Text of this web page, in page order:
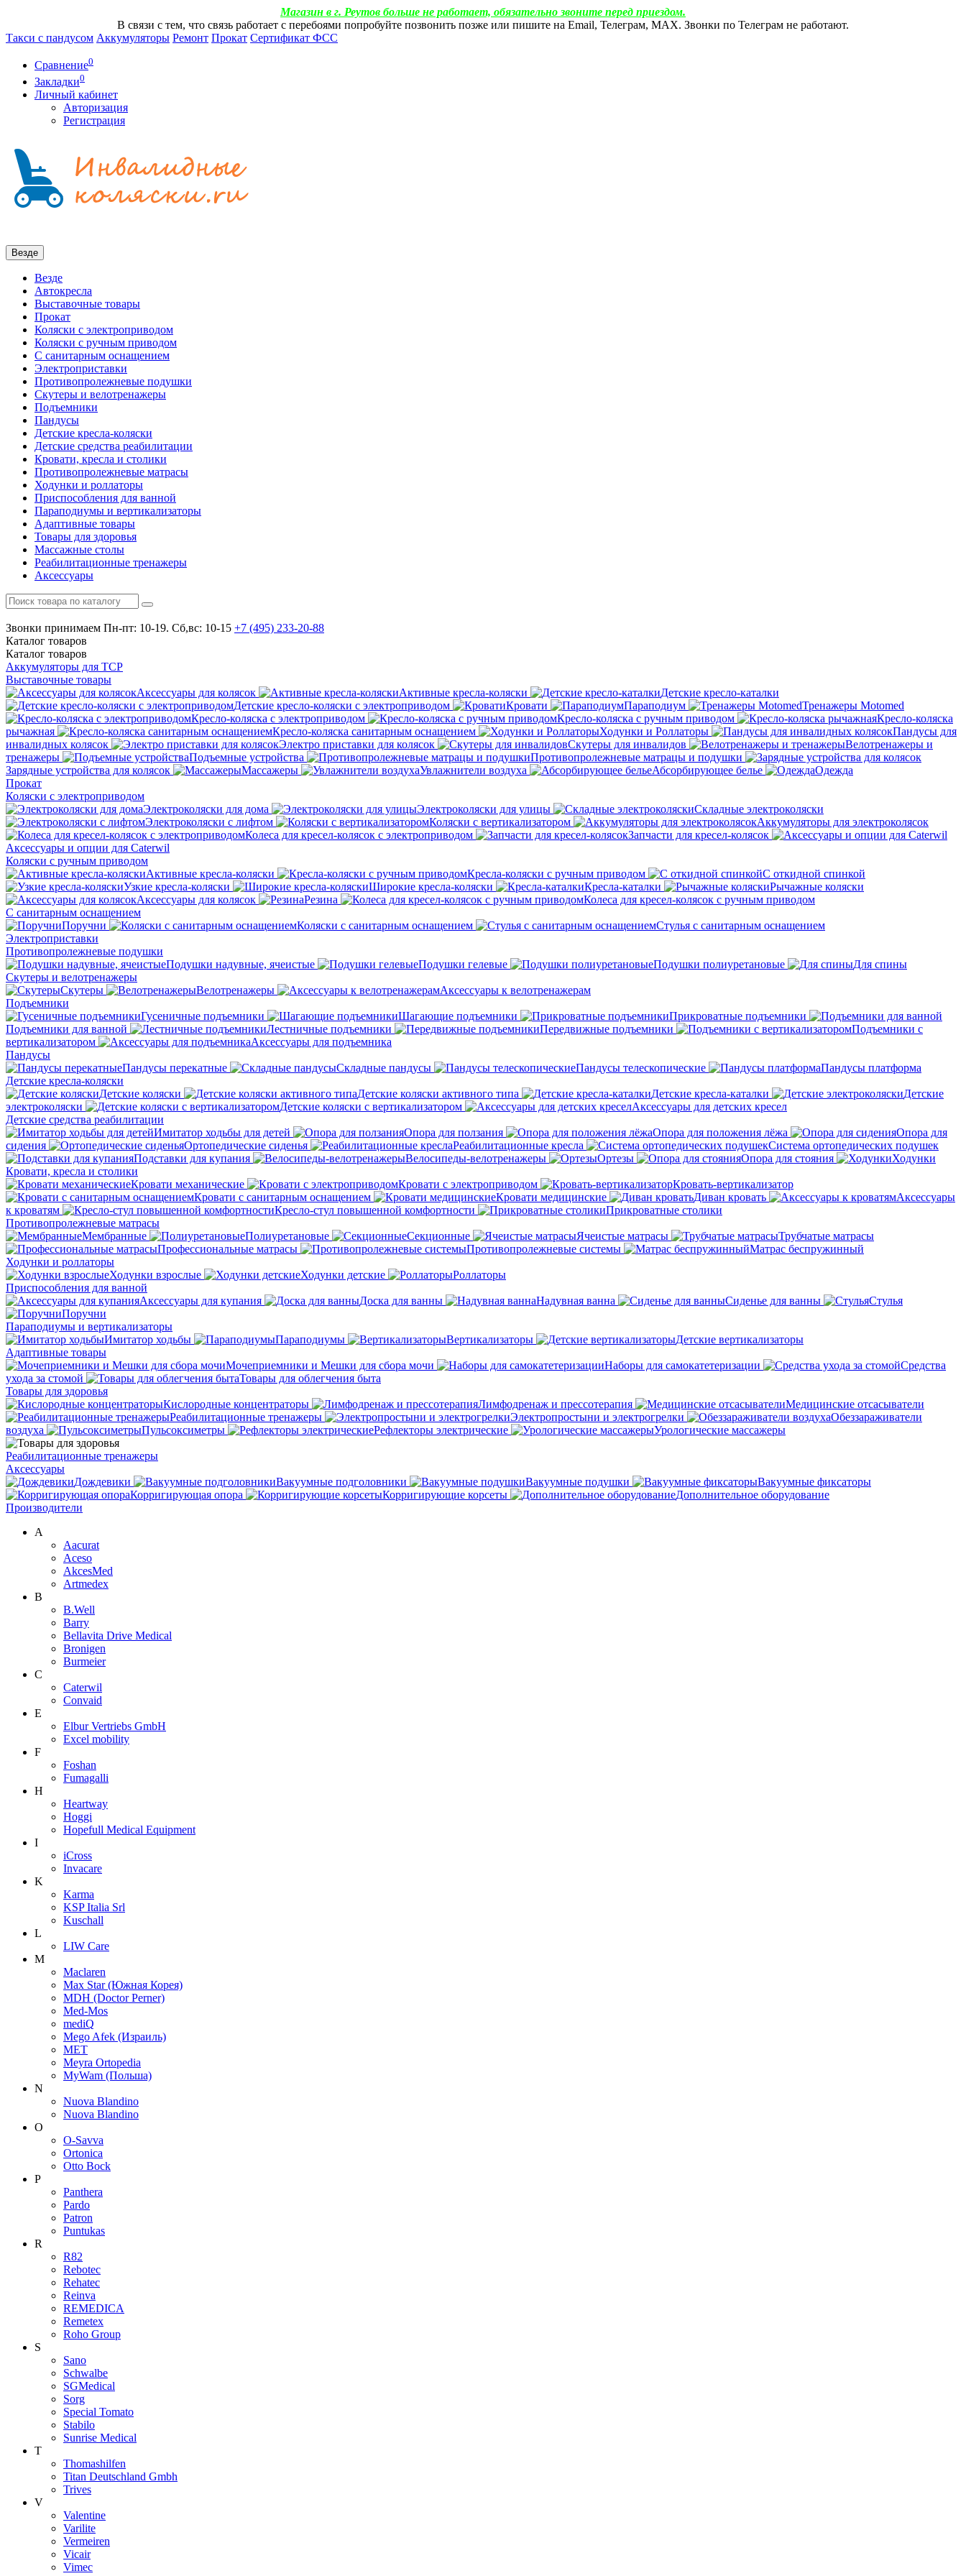
Магазин в г. Реутов больше не работает, обязательно звоните перед приездом.
В связи с тем, что связь работает с перебоями попробуйте позвонить позже или пишите на Email, Телеграм, МАХ. Звонки по Телеграм не работают.
Такси с пандусом Аккумуляторы Ремонт Прокат Сертификат ФСС
Сравнение0
Закладки0
Личный кабинет
Авторизация
Регистрация
Везде
Везде
Автокресла
Выставочные товары
Прокат
Коляски с электроприводом
Коляски с ручным приводом
С санитарным оснащением
Электроприставки
Противопролежневые подушки
Скутеры и велотренажеры
Подъемники
Пандусы
Детские кресла-коляски
Детские средства реабилитации
Кровати, кресла и столики
Противопролежневые матрасы
Ходунки и роллаторы
Приспособления для ванной
Параподиумы и вертикализаторы
Адаптивные товары
Товары для здоровья
Массажные столы
Реабилитационные тренажеры
Аксессуары
Звонки принимаем Пн-пт: 10-19. Сб,вс: 10-15 +7 (495) 233-20-88
Каталог товаров
Каталог товаров
Аккумуляторы для ТСР
Выставочные товары
Аксессуары для колясок
Активные кресла-коляски
Детские кресло-каталки
Детские кресло-коляски с электроприводом
Кровати Параподиум
Тренажеры Motomed
Кресло-коляска с электроприводом
Кресло-коляска с ручным приводом
Кресло-коляска
рычажная
Кресло-коляска санитарным оснащением Ходунки и Роллаторы
Пандусы для
инвалидных колясок
Электро приставки для колясок Скутеры для инвалидов
Велотренажеры и
тренажеры
Подъемные устройства
Противопролежневые матрацы и подушки
Зарядные устройства для колясок
Массажеры Увлажнители воздуха Абсорбирующее белье
Одежда
Прокат
Коляски с электроприводом
Электроколяски для дома
Электроколяски для улицы
Складные электроколяски
Электроколяски с лифтом
Коляски с вертикализатором
Аккумуляторы для электроколясок
Колеса для кресел-колясок с электроприводом
Запчасти для кресел-колясок
Аксессуары и опции для Caterwil
Коляски с ручным приводом
Активные кресла-коляски
Кресла-коляски с ручным приводом
С откидной спинкой
Узкие кресла-коляски
Широкие кресла-коляски Кресла-каталки
Рычажные коляски
Аксессуары для колясок
Резина
Колеса для кресел-колясок с ручным приводом
С санитарным оснащением
Поручни
Коляски с санитарным оснащением
Стулья с санитарным оснащением
Электроприставки
Противопролежневые подушки
Подушки надувные, ячеистые
Подушки гелевые Подушки полиуретановые
Для спины
Скутеры и велотренажеры
Скутеры
Велотренажеры
Аксессуары к велотренажерам
Подъемники
Гусеничные подъемники
Шагающие подъемники
Прикроватные подъемники
Подъемники для ванной
Лестничные подъемники Передвижные подъемники
Подъемники с
вертикализатором
Аксессуары для подъемника
Пандусы
Пандусы перекатные
Складные пандусы Пандусы телескопические
Пандусы платформа
Детские кресла-коляски
Детские коляски
Детские коляски активного типа Детские кресла-каталки
Детские
электроколяски
Детские коляски с вертикализатором
Аксессуары для детских кресел
Детские средства реабилитации
Имитатор ходьбы для детей
Опора для ползания Опора для положения лёжа
Опора для
сидения
Ортопедические сиденья Реабилитационные кресла
Система ортопедических подушек
Подставки для купания
Велосипеды-велотренажеры Ортезы Опора для стояния
Ходунки
Кровати, кресла и столики
Кровати механические
Кровати с электроприводом
Кровать-вертикализатор
Кровати с санитарным оснащением
Кровати медицинские Диван кровать
Аксессуары
к кроватям
Кресло-стул повышенной комфортности
Прикроватные столики
Противопролежневые матрасы
Мембранные
Полиуретановые Секционные Ячеистые матрасы
Трубчатые матрасы
Профессиональные матрасы
Противопролежневые системы
Матрас беспружинный
Ходунки и роллаторы
Ходунки взрослые
Ходунки детские
Роллаторы
Приспособления для ванной
Аксессуары для купания
Доска для ванны Надувная ванна Сиденье для ванны
Стулья
Поручни
Параподиумы и вертикализаторы
Имитатор ходьбы
Параподиумы Вертикализаторы
Детские вертикализаторы
Адаптивные товары
Мочеприемники и Мешки для сбора мочи
Наборы для самокатетеризации
Средства
ухода за стомой
Товары для облегчения быта
Товары для здоровья
Кислородные концентраторы
Лимфодренаж и прессотерапия
Медицинские отсасыватели
Реабилитационные тренажеры
Электропростыни и электрогрелки
Обеззараживатели
воздуха
Пульсоксиметры Рефлекторы электрические Урологические массажеры
Реабилитационные тренажеры
Аксессуары
Дождевики
Вакуумные подголовники Вакуумные подушки
Вакуумные фиксаторы
Корригирующая опора
Корригирующие корсеты
Дополнительное оборудование
Производители
A
Aacurat
Aceso
AkcesMed
Artmedex
B
B.Well
Barry
Bellavita Drive Medical
Bronigen
Burmeier
C
Caterwil
Convaid
E
Elbur Vertriebs GmbH
Excel mobility
F
Foshan
Fumagalli
H
Heartway
Hoggi
Hopefull Medical Equipment
I
iCross
Invacare
K
Karma
KSP Italia Srl
Kuschall
L
LIW Care
M
Maclaren
Max Star (Южная Корея)
MDH (Doctor Perner)
Med-Mos
mediQ
Mego Afek (Израиль)
MET
Meyra Ortopedia
MyWam (Польша)
N
Nuova Blandino
Nuova Blandino
O
O-Savva
Ortonica
Otto Bock
P
Panthera
Pardo
Patron
Puntukas
R
R82
Rebotec
Rehatec
Reinva
REMEDICA
Remetex
Roho Group
S
Sano
Schwalbe
SGMedical
Sorg
Special Tomato
Stabilo
Sunrise Medical
T
Thomashilfen
Titan Deutschland Gmbh
Trives
V
Valentine
Varilite
Vermeiren
Vicair
Vimec